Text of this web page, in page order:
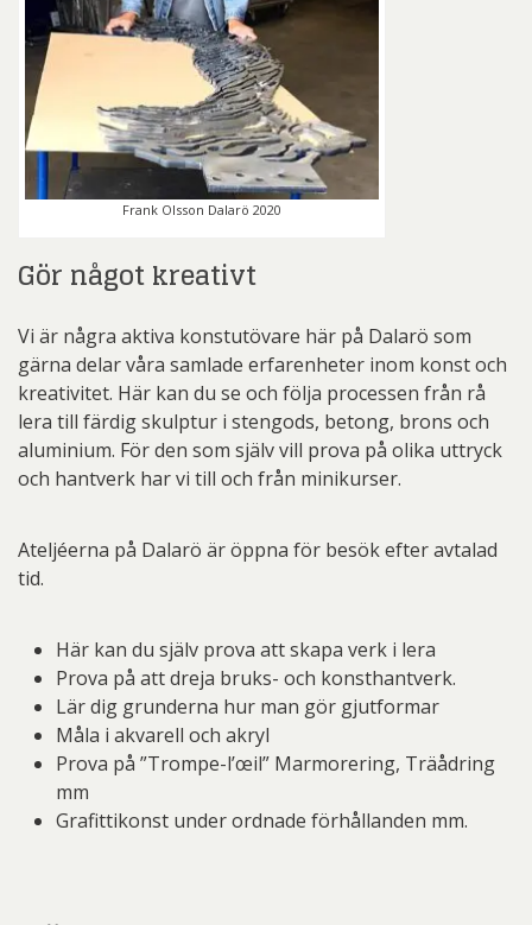
Frank Olsson Dalarö 2020
Gör något kreativt
Vi är några aktiva konstutövare här på Dalarö som
gärna delar våra samlade erfarenheter inom konst och
kreativitet. Här kan du se och följa processen från rå
lera till färdig skulptur i stengods, betong, brons och
aluminium. För den som själv vill prova på olika uttryck
och hantverk har vi till och från minikurser.
Ateljéerna på Dalarö är öppna för besök efter avtalad
tid.
Här kan du själv prova att skapa verk i lera
Prova på att dreja bruks- och konsthantverk.
Lär dig grunderna hur man gör gjutformar
Måla i akvarell och akryl
Prova på ”Trompe-l’œil” Marmorering, Träådring
mm
Grafittikonst under ordnade förhållanden mm.